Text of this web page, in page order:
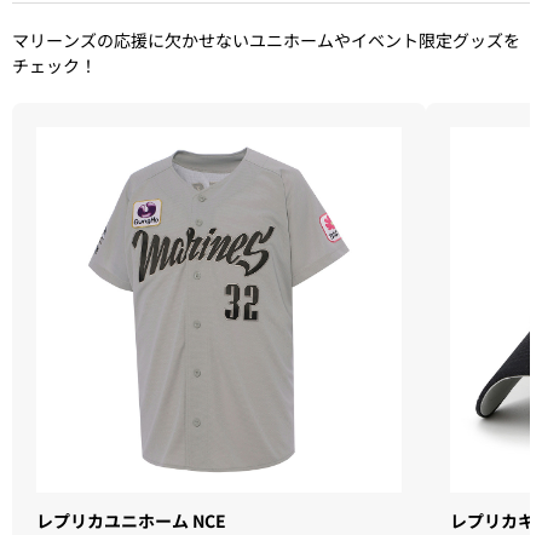
マリーンズの応援に欠かせないユニホームやイベント限定グッズを
チェック！
レプリカユニホーム NCE レプリカ